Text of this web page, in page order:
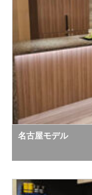
名古屋モデル